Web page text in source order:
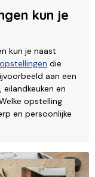
kun je
kun je naast
die
aan een
eilandkeuken en
opstelling
en persoonlijke